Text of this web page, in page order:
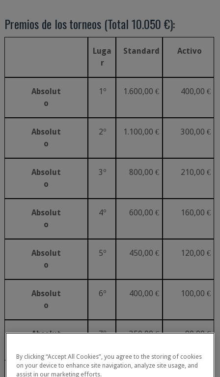
Premiosde lostorneos (Total10.050€):
Luga
r
Standard Activo
Absolut
o
1º 1.600,00 € 400,00 €
Absolut
o
2º 1.100,00 € 300,00 €
Absolut
o
3º 800,00 € 210,00 €
Absolut
o
4º 600,00 € 160,00 €
Absolut
o
5º 450,00 € 120,00 €
Absolut
o
6º 400,00 € 100,00 €
Absolut
7º 350,00 € 90,00 €
Absolut
8º
By clicking “Accept All Cookies”, you agree to the storing of cookies
on your device to enhance site navigation, analyze site usage, and
assist in our marketing efforts.